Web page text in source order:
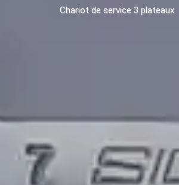
Chariot de service 3 plateaux